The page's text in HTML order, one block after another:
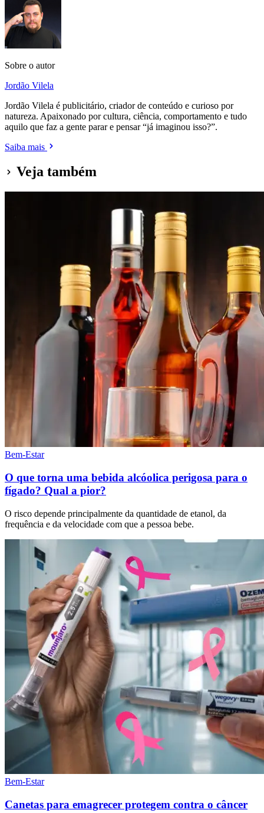
Sobre o autor
Jordão Vilela
Jordão Vilela é publicitário, criador de conteúdo e curioso por
natureza. Apaixonado por cultura, ciência, comportamento e tudo
aquilo que faz a gente parar e pensar “já imaginou isso?”.
Saiba mais
Veja também
Bem-Estar
O que torna uma bebida alcóolica perigosa para o
fígado? Qual a pior?
O risco depende principalmente da quantidade de etanol, da
frequência e da velocidade com que a pessoa bebe.
Bem-Estar
Canetas para emagrecer protegem contra o câncer